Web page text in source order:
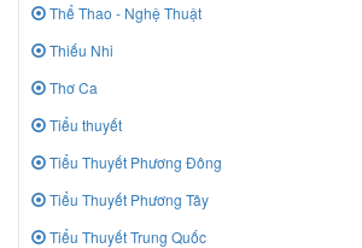
Thể Thao - Nghệ Thuật
Thiếu Nhi
Thơ Ca
Tiểu thuyết
Tiểu Thuyết Phương Đông
Tiểu Thuyết Phương Tây
Tiểu Thuyết Trung Quốc